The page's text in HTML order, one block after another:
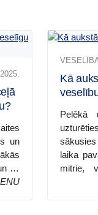
un
kā
aukstā
laikā
rūpēties
locītavu
veselību?
Kā
Pelēkā
laika
mitrie,